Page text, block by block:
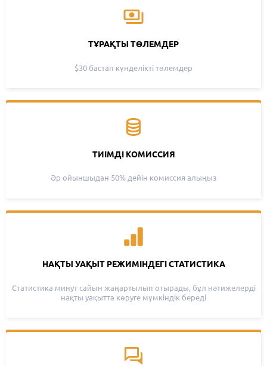
ТҰРАҚТЫ ТӨЛЕМДЕР
$30 бастап күнделікті төлемдер
ТИІМДІ КОМИССИЯ
Әр ойыншыдан 50% дейін комиссия алыңыз
НАҚТЫ УАҚЫТ РЕЖИМІНДЕГІ СТАТИСТИКА
Статистика минут сайын жаңартылып отырады, бұл нәтижелерді
нақты уақытта көруге мүмкіндік береді